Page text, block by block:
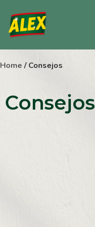
Home / Consejos
Consejos